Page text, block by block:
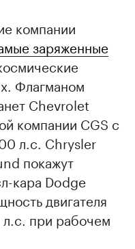
компании
заряженные
Флагманом
Chevrolet
компании CGS с
л.с. Chrysler
покажут
кара Dodge
двигателя
л.с. при рабочем